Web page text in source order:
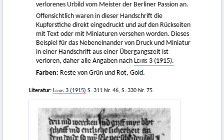
verlorenes Urbild vom Meister der Berliner Passion an.
Offensichtlich waren in dieser Handschrift die
Kupferstiche direkt eingedruckt und auf den Rückseiten
mit Text oder mit Miniaturen versehen worden. Dieses
Beispiel für das Nebeneinander von Druck und Miniatur
in einer Handschrift aus einer Übergangszeit ist
verloren, daher alle Angaben nach Lehrs 3 (1915).
Farben: Reste von Grün und Rot, Gold.
Literatur: Lehrs 3 (1915) S. 311 Nr. 46, S. 330 Nr. 75.